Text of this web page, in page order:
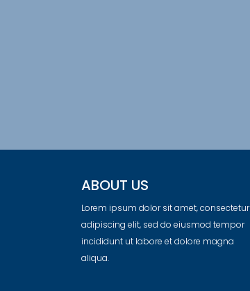
ABOUT US
Lorem ipsum dolor sit amet, consectetur
adipiscing elit, sed do eiusmod tempor
incididunt ut labore et dolore magna
aliqua.